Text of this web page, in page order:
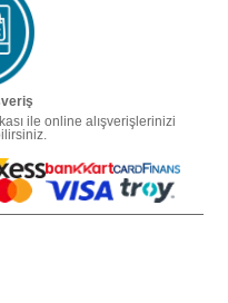
ile online alışverişlerinizi